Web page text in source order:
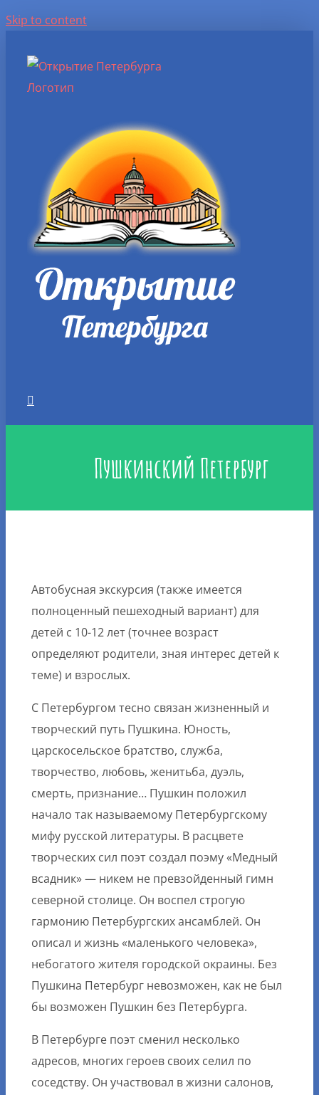
Skip to content
Пушкинский Петербург
Автобусная экскурсия (также имеется
полноценный пешеходный вариант) для
детей с 10-12 лет (точнее возраст
определяют родители, зная интерес детей к
теме) и взрослых.
С Петербургом тесно связан жизненный и
творческий путь Пушкина. Юность,
царскосельское братство, служба,
творчество, любовь, женитьба, дуэль,
смерть, признание… Пушкин положил
начало так называемому Петербургскому
мифу русской литературы. В расцвете
творческих сил поэт создал поэму «Медный
всадник» — никем не превзойденный гимн
северной столице. Он воспел строгую
гармонию Петербургских ансамблей. Он
описал и жизнь «маленького человека»,
небогатого жителя городской окраины. Без
Пушкина Петербург невозможен, как не был
бы возможен Пушкин без Петербурга.
В Петербурге поэт сменил несколько
адресов, многих героев своих селил по
соседству. Он участвовал в жизни салонов,